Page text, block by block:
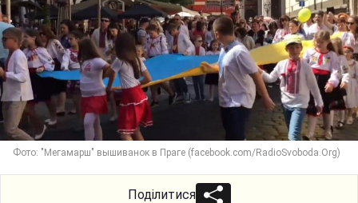
Фото: "Мегамарш" вышиванок в Праге (facebook.com/RadioSvoboda.Org)
Поділитися